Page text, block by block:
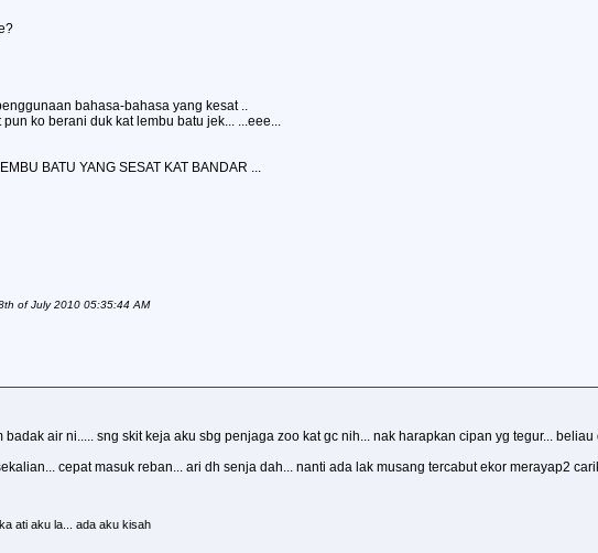
bahasa-bahasa yang kesat ..
ko berani duk kat lembu batu jek... ...eee...
BATU YANG SESAT KAT BANDAR ...
of July 2010 05:35:44 AM
air ni..... sng skit keja aku sbg penjaga zoo kat gc nih... nak harapkan cipan yg tegur...
cepat masuk reban... ari dh senja dah... nanti ada lak musang tercabut ekor merayap2
ati aku la... ada aku kisah